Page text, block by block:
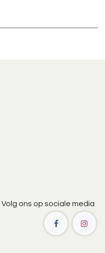
Volg ons op sociale media